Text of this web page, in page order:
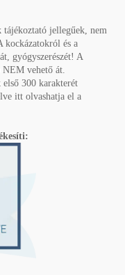
jellegűek, nem
kockázatokról és a
gyógyszerészét! A
vehető át.
300 karakterét
itt olvashatja el a